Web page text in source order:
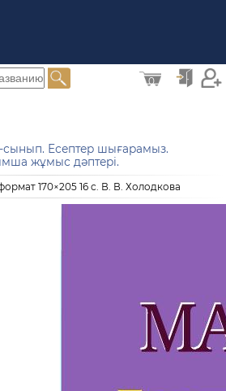
0
сынып. Есептер шығарамыз.
жұмыс дәптері.
170×205 16 с. В. В. Холодкова